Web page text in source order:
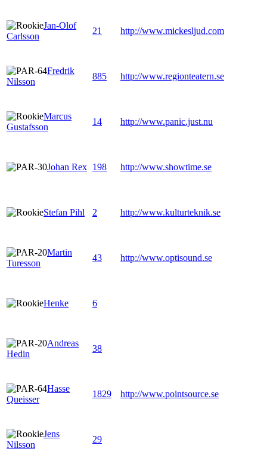
Jan-Olof
Carlsson
21 http://www.mickesljud.com
Fredrik
Nilsson
885 http://www.regionteatern.se
Marcus
Gustafsson
14 http://www.panic.just.nu
Johan Rex 198 http://www.showtime.se
Stefan Pihl 2 http://www.kulturteknik.se
Martin
Turesson
43 http://www.optisound.se
Henke 6
Andreas
Hedin
38
Hasse
Queisser
1829 http://www.pointsource.se
Jens
Nilsson
29